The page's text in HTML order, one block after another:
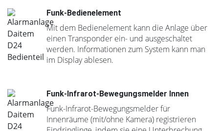
Funk-Bedienelement
Mit dem Bedienelement kann die Anlage über
einen Transponder ein- und ausgeschaltet
werden. Informationen zum System kann man
im Display ablesen.
Funk-Infrarot-Bewegungsmelder Innen
Funk-Infrarot-Bewegungsmelder für
Innenräume (mit/ohne Kamera) registrieren